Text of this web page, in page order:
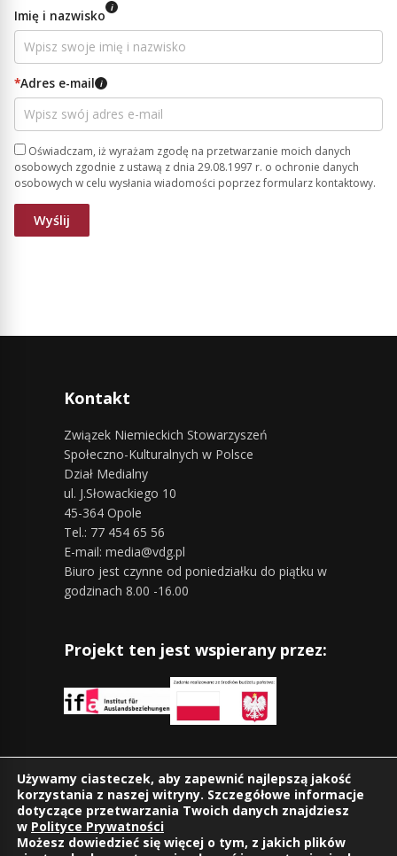
Imię i nazwisko i
*Adres e-mail i
Oświadczam, iż wyrażam zgodę na przetwarzanie moich danych
osobowych zgodnie z ustawą z dnia 29.08.1997 r. o ochronie danych
osobowych w celu wysłania wiadomości poprzez formularz kontaktowy.
Kontakt
Związek Niemieckich Stowarzyszeń
Społeczno-Kulturalnych w Polsce
Dział Medialny
ul. J.Słowackiego 10
45-364 Opole
Tel.: 77 454 65 56
E-mail: media@vdg.pl
Biuro jest czynne od poniedziałku do piątku w
godzinach 8.00 -16.00
Projekt ten jest wspierany przez:
Znajdziesz nas również na:
Używamy ciasteczek, aby zapewnić najlepszą jakość
korzystania z naszej witryny. Szczegółowe informacje
dotyczące przetwarzania Twoich danych znajdziesz
w Polityce Prywatności
Możesz dowiedzieć się więcej o tym, z jakich plików